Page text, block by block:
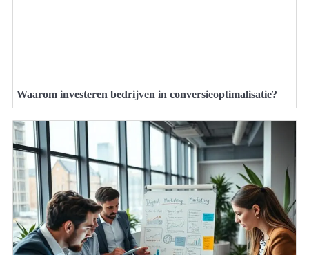
Waarom investeren bedrijven in conversieoptimalisatie?